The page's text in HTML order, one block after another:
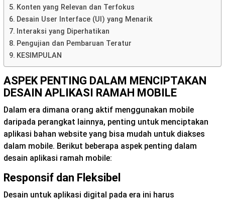
Konten yang Relevan dan Terfokus
Desain User Interface (UI) yang Menarik
Interaksi yang Diperhatikan
Pengujian dan Pembaruan Teratur
KESIMPULAN
ASPEK PENTING DALAM MENCIPTAKAN
DESAIN APLIKASI RAMAH MOBILE
Dalam era dimana orang aktif menggunakan mobile
daripada perangkat lainnya, penting untuk menciptakan
aplikasi bahan website yang bisa mudah untuk diakses
dalam mobile. Berikut beberapa aspek penting dalam
desain aplikasi ramah mobile:
Responsif dan Fleksibel
Desain untuk aplikasi digital pada era ini harus